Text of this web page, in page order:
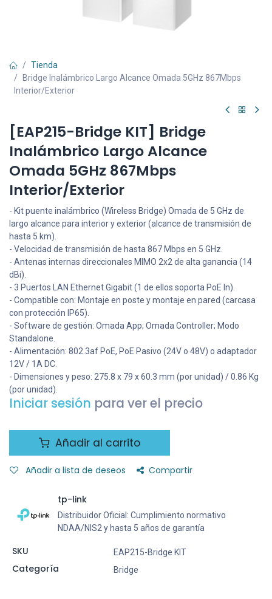
Tienda
Bridge Inalámbrico Largo Alcance Omada 5GHz 867Mbps
Interior/Exterior
[EAP215-Bridge KIT] Bridge
Inalámbrico Largo Alcance
Omada 5GHz 867Mbps
Interior/Exterior
- Kit puente inalámbrico (Wireless Bridge) Omada de 5 GHz de
largo alcance para interior y exterior (alcance de transmisión de
hasta 5 km).
- Velocidad de transmisión de hasta 867 Mbps en 5 GHz.
- Antenas internas direccionales MIMO 2x2 de alta ganancia (14
dBi).
- 3 Puertos LAN Ethernet Gigabit (1 de ellos soporta PoE In).
- Compatible con: Montaje en poste y montaje en pared (carcasa
con protección IP65).
- Software de gestión: Omada App; Omada Controller; Modo
Standalone.
- Alimentación: 802.3af PoE, PoE Pasivo (24V o 48V) o adaptador
12V / 1A DC.
- Dimensiones y peso: 275.8 x 79 x 60.3 mm (por unidad) / 0.86 Kg
(por unidad).
Iniciar sesión para ver el precio
Añadir al carrito
Añadir a lista de deseos Compartir
tp-link
Distribuidor Oficial: Cumplimiento normativo
NDAA/NIS2 y hasta 5 años de garantía
SKU EAP215-Bridge KIT
Categoría Bridge